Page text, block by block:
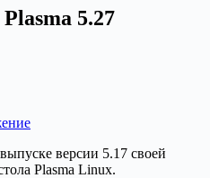
5.27
версии 5.17 своей
Plasma Linux.